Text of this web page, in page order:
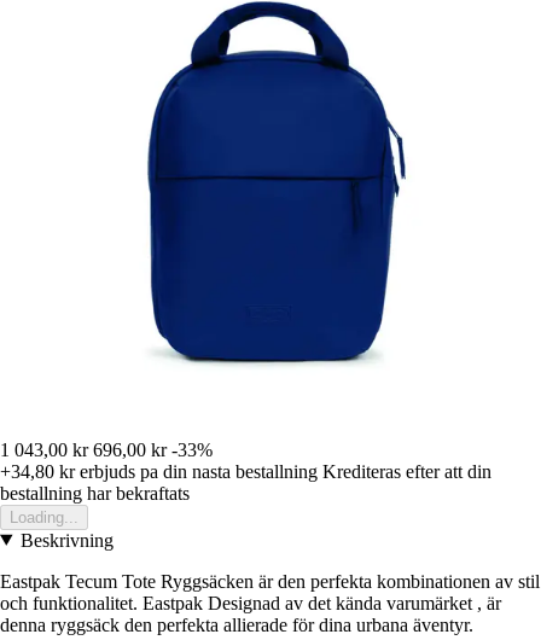
1 043,00 kr 696,00 kr -33%
+34,80 krerbjuds pa din nasta bestallning Krediteras efter att din
bestallning har bekraftats
Loading...
Beskrivning
Eastpak Tecum Tote Ryggsäcken är den perfekta kombinationen av stil
och funktionalitet. Eastpak Designad av det kända varumärket , är
denna ryggsäck den perfekta allierade för dina urbana äventyr.